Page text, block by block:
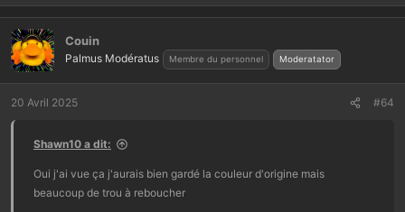
s
r
é
a
c
t
Couin
Palmus Modératus Membre du personnel Moderatator
20 Avril 2025 #64
Shawn10 a dit:
Oui j'ai vue ça j'aurais bien gardé la couleur d'origine mais
beaucoup de trou à reboucher